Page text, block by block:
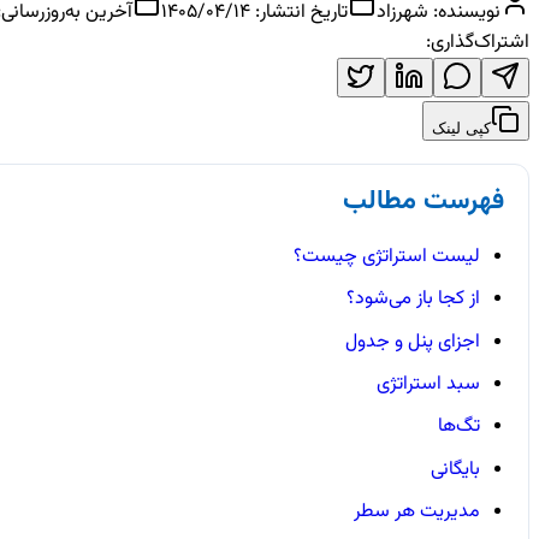
نویسنده: شهرزاد تاریخ انتشار: 1405/04/14 آخرین
اشتراک‌گذاری:
کپی لینک
فهرست مطالب
لیست استراتژی چیست؟
از کجا باز می‌شود؟
اجزای پنل و جدول
سبد استراتژی
تگ‌ها
بایگانی
مدیریت هر سطر